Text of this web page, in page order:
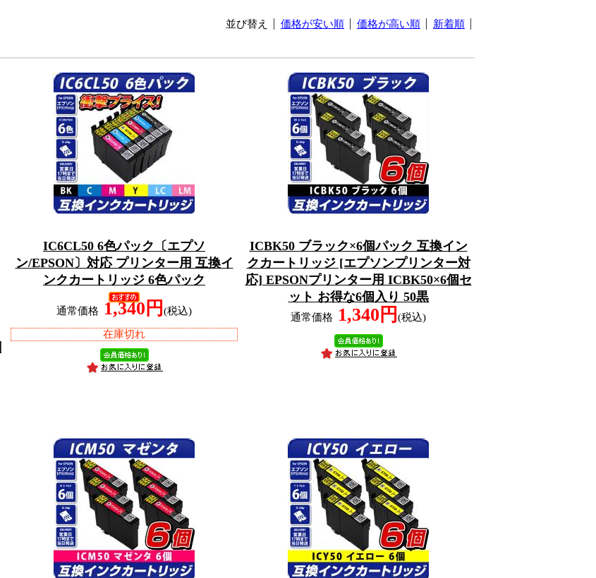
並び替え 価格が安い順 価格が高い順 新着順
IC6CL50 6色パック〔エプソ
ン/EPSON〕対応 プリンター用 互換イ
ンクカートリッジ 6色パック
通常価格 1,340円(税込)
在庫切れ
ICBK50 ブラック×6個パック 互換イン
クカートリッジ [エプソンプリンター対
応] EPSONプリンター用 ICBK50×6個セ
ット お得な6個入り 50黒
通常価格 1,340円(税込)